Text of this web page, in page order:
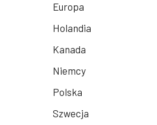
Europa
Holandia
Kanada
Niemcy
Polska
Szwecja